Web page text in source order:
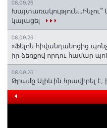
08.09.26
կայացել
08.09.26
«Ֆելոն հիվանդանոցից
իր ձեռքով որդու համար
08.09.26
Թրամը Ալիևին հրավիրել է,